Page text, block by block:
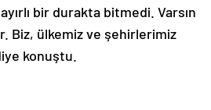
bir durakta bitmedi. Varsın
Biz, ülkemiz ve şehirlerimiz
konuştu.